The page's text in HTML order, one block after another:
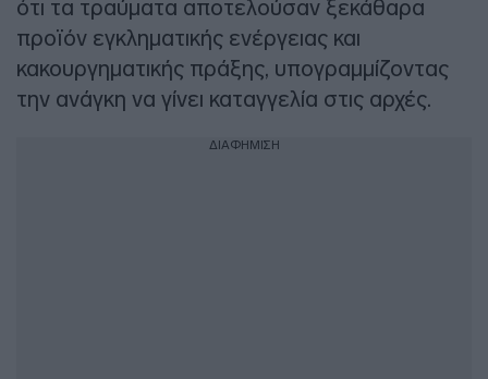
ότι τα τραύματα αποτελούσαν ξεκάθαρα
προϊόν εγκληματικής ενέργειας και
κακουργηματικής πράξης, υπογραμμίζοντας
την ανάγκη να γίνει καταγγελία στις αρχές.
ΔΙΑΦΗΜΙΣΗ